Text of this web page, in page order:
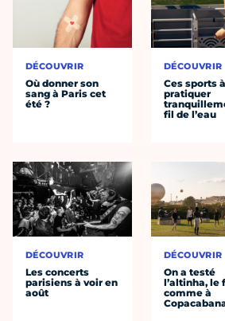
DÉCOUVRIR
Où donner son
sang à Paris cet
été ?
DÉCOUVRIR
Les concerts
parisiens à voir en
août
DÉCOUVRIR
Ces sports à
pratiquer
fil de l’eau
DÉCOUVRIR
On a testé
l’altinha, le
comme à